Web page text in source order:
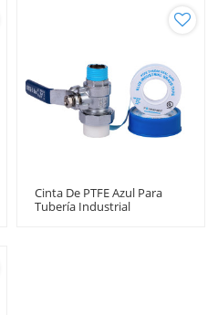
Cinta De PTFE Azul Para
Tubería Industrial